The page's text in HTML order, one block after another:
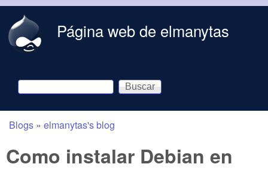
Página web de elmanytas
Formulario de búsqueda
Buscar
You are here
Blogs » elmanytas's blog
Como instalar Debian en